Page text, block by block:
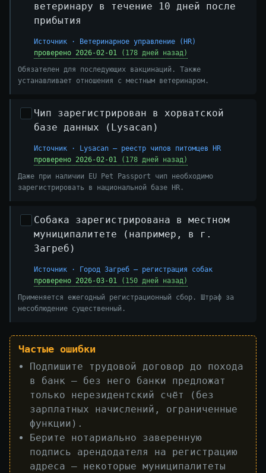
ветеринару в течение 10 дней после
прибытия
Источник · Ветеринарное управление (HR)
проверено 2026-02-01 (178 дней назад)
Обязателен для последующих вакцинаций. Также
устанавливает отношения с местным ветеринаром.
Чип зарегистрирован в хорватской
базе данных (Lysacan)
Источник · Lysacan — реестр чипов питомцев HR
проверено 2026-02-01 (178 дней назад)
Даже при наличии EU Pet Passport чип необходимо
зарегистрировать в национальной базе HR.
Собака зарегистрирована в местном
муниципалитете (например, в г.
Загреб)
Источник · Город Загреб — регистрация собак
проверено 2026-03-01 (150 дней назад)
Применяется ежегодный регистрационный сбор. Штраф за
несоблюдение существенный.
Частые ошибки
Подпишите трудовой договор до похода
в банк — без него банки предложат
только нерезидентский счёт (без
зарплатных начислений, ограниченные
функции).
Берите нотариально заверенную
подпись арендодателя на регистрацию
адреса — некоторые муниципалитеты